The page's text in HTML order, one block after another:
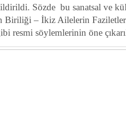
Sözde bu sanatsal ve
Biriliği – İkiz Ailelerin
resmi söylemlerinin öne